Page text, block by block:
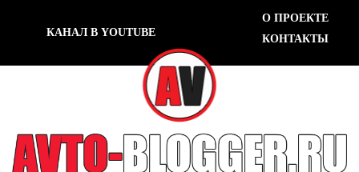
КАНАЛ В YOUTUBE
О ПРОЕКТЕ
КОНТАКТЫ